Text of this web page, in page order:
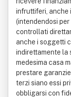
infruttiferi, anche
(intendendosi
controllati
anche i soggetti
indirettamente la
medesima casa
prestare
terzi siano essi
obbligarsi con